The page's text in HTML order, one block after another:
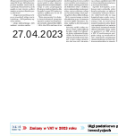
27.04.2023